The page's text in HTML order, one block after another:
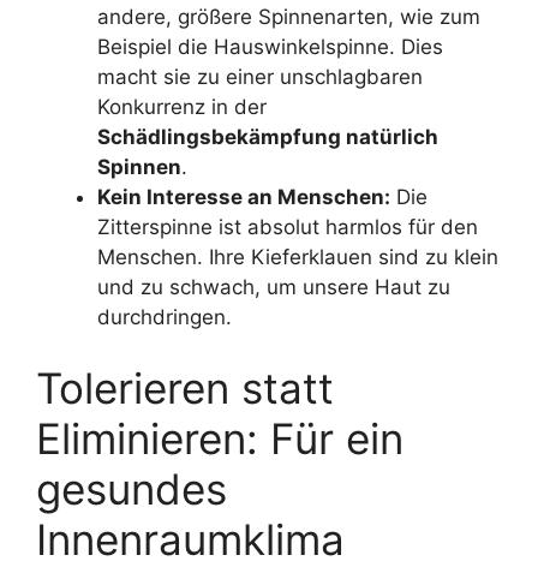
andere, größere Spinnenarten, wie zum
Beispiel die Hauswinkelspinne. Dies
macht sie zu einer unschlagbaren
Konkurrenz in der
Schädlingsbekämpfung natürlich
Spinnen.
Kein Interesse an Menschen: Die
Zitterspinne ist absolut harmlos für den
Menschen. Ihre Kieferklauen sind zu klein
und zu schwach, um unsere Haut zu
durchdringen.
Tolerieren statt
Eliminieren: Für ein
gesundes
Innenraumklima